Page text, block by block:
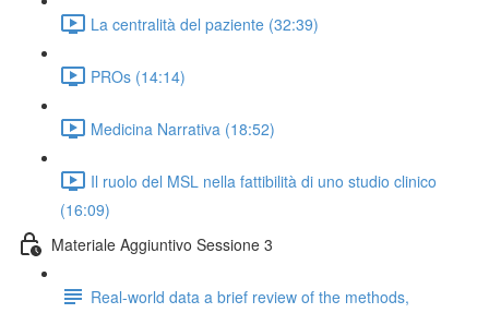
La centralità del paziente (32:39)
PROs (14:14)
Medicina Narrativa (18:52)
Il ruolo del MSL nella fattibilità di uno studio clinico
(16:09)
Materiale Aggiuntivo Sessione 3
Real-world data a brief review of the methods,